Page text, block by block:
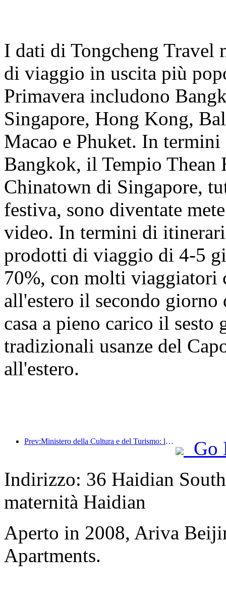
I dati di Tongcheng Travel
di viaggio in uscita più
Primavera includono
Singapore, Hong Kong,
Macao e Phuket. In
Bangkok, il Tempio
Chinatown di Singapore,
festiva, sono diventate
video. In termini di
prodotti di viaggio di 4-5
70%, con molti viaggiatori
all'estero il secondo giorno
casa a pieno carico il
tradizionali usanze del
all'estero.
Prev:Ministero della Cultura e del Turismo: lancio di 22 attività tematiche suddivise in 7 sezioni principali
Go
Indirizzo: 36 Haidian
maternità Haidian
Aperto in 2008, Ariva
Apartments.